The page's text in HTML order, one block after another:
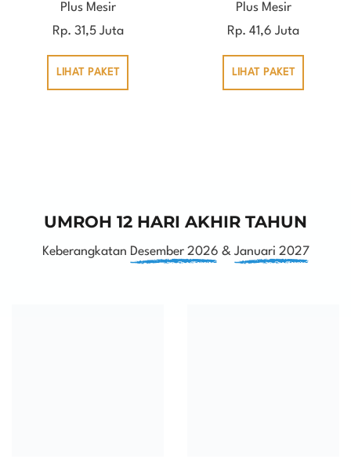
Plus Mesir
Rp. 31,5 Juta
LIHAT PAKET
Plus Mesir
Rp. 41,6 Juta
LIHAT PAKET
UMROH 12 HARI AKHIR TAHUN
Keberangkatan Desember 2026 & Januari 2027